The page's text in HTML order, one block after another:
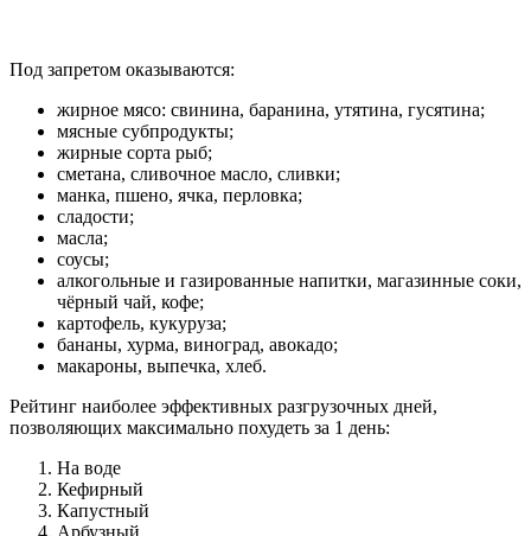
Под запретом оказываются:
жирное мясо: свинина, баранина, утятина, гусятина;
мясные субпродукты;
жирные сорта рыб;
сметана, сливочное масло, сливки;
манка, пшено, ячка, перловка;
сладости;
масла;
соусы;
алкогольные и газированные напитки, магазинные соки,
чёрный чай, кофе;
картофель, кукуруза;
бананы, хурма, виноград, авокадо;
макароны, выпечка, хлеб.
Рейтинг наиболее эффективных разгрузочных дней,
позволяющих максимально похудеть за 1 день:
На воде
Кефирный
Капустный
Арбузный